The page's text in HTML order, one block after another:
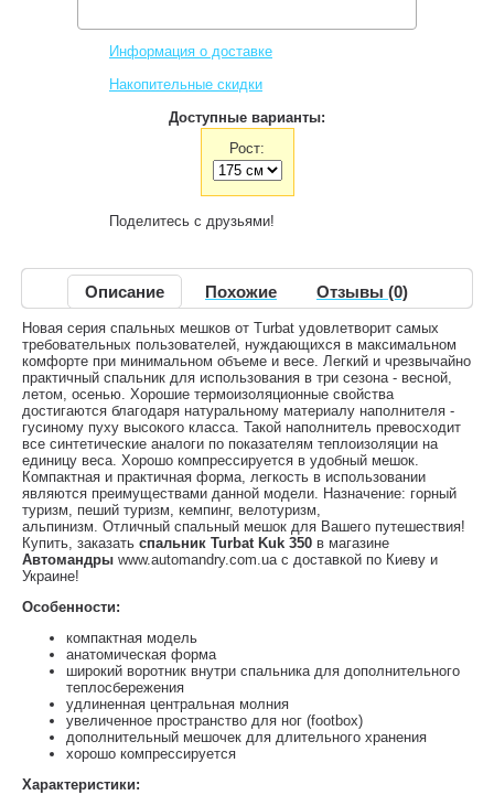
Информация о доставке
Накопительные скидки
Доступные варианты:
Рост:
Поделитесь с друзьями!
Описание Похожие Отзывы (0)
Новая серия спальных мешков от Turbat удовлетворит самых
требовательных пользователей, нуждающихся в максимальном
комфорте при минимальном объеме и весе. Легкий и чрезвычайно
практичный спальник для использования в три сезона - весной,
летом, осенью. Хорошие термоизоляционные свойства
достигаются благодаря натуральному материалу наполнителя -
гусиному пуху высокого класса. Такой наполнитель превосходит
все синтетические аналоги по показателям теплоизоляции на
единицу веса. Хорошо компрессируется в удобный мешок.
Компактная и практичная форма, легкость в использовании
являются преимуществами данной модели. Назначение: горный
туризм, пеший туризм, кемпинг, велотуризм,
альпинизм. Отличный спальный мешок для Вашего путешествия!
Купить, заказать спальник Turbat Kuk 350 в магазине
Автомандры www.automandry.com.ua с доставкой по Киеву и
Украине!
Особенности:
компактная модель
анатомическая форма
широкий воротник внутри спальника для дополнительного
теплосбережения
удлиненная центральная молния
увеличенное пространство для ног (footbox)
дополнительный мешочек для длительного хранения
хорошо компрессируется
Характеристики: